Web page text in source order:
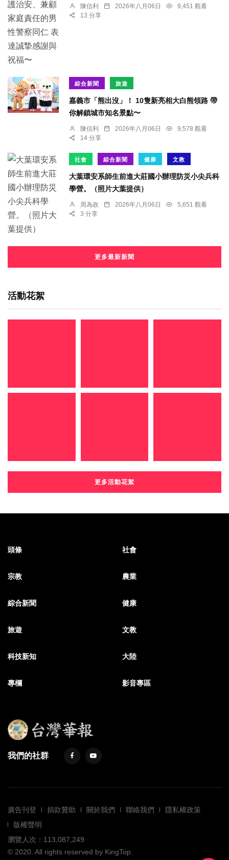
陳信利 2026年八月06日
9,451 觀看
13 分享
綜合新聞 旅遊
嘉義市「熊出沒」！ 10隻新亮相大白熊領路 帶
你解鎖城市知名景點〜
陳信利 2026年八月06日
9,578 觀看
14 分享
社會 綜合新聞 健康 文教
大葉環安系師生前進大莊國小辦理防災小尖兵科
學營。（照片大葉提供）
周為政 2026年八月06日
5,651 觀看
3 分享
更多最新新聞
活動花絮
更多活動花絮
頭條 社會
宗教 農業
綜合新聞 健康
旅遊 文教
科技新知 大陸
專欄 影音專區
我們的社群
廣告刊登 捐款贊助 關於我們 聯絡我們
隱私權政策
版權聲明
瀏覽人次：113,087,249
© 2020. All rights reserved by KingTop.